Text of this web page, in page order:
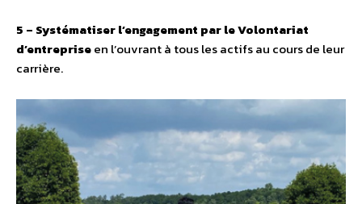
5 – Systématiser l’engagement par le Volontariat
d’entrepriseen l’ouvrant à tous les actifs au cours de leur
carrière.